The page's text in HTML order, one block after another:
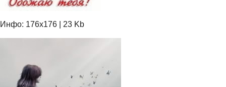
Инфо: 176х176 | 23 Kb